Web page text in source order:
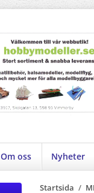
Om oss Nyheter
Startsida /